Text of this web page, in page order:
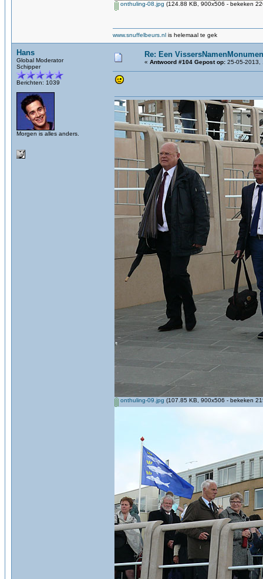
onthuling-08.jpg (124.88 KB, 900x506 - bekeken
www.snuffelbeurs.nl is helemaal te gek
Hans
Global Moderator
Schipper
Berichten: 1039
Morgen is alles anders.
Re: Een
« Antwoord #104 Gepost op: 25-05-2013,
onthuling-09.jpg (107.85 KB, 900x506 - bekeken